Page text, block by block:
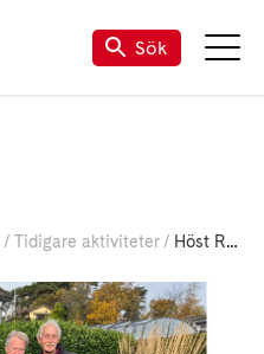
Sök
Tidigare aktiviteter Höst Röj 2025